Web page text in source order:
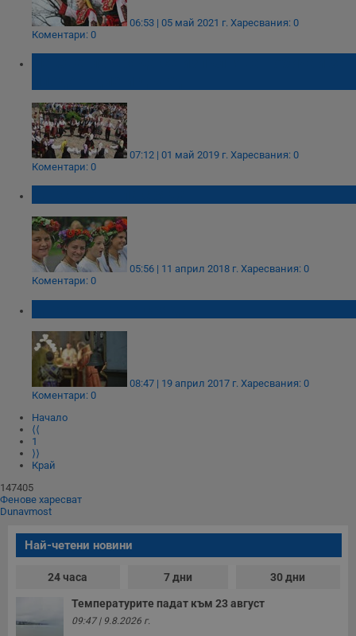
06:53 | 05 май 2021 г. Харесвания: 0
Коментари: 0
07:12 | 01 май 2019 г. Харесвания: 0
Коментари: 0
05:56 | 11 април 2018 г. Харесвания: 0
Коментари: 0
08:47 | 19 април 2017 г. Харесвания: 0
Коментари: 0
Начало
⟨⟨
1
⟩⟩
Край
147405
Фенове харесват
Dunavmost
Най-четени новини
24 часа 7 дни 30 дни
Температурите падат към 23 август
09:47 | 9.8.2026 г.